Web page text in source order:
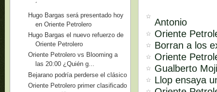
Antonio
Oriente
Borran a los
Oriente
Gualberto
Llop ensaya
´
Hugo Bargas será presentado hoy
en Oriente Petrolero
Hugo Bargas el nuevo refuerzo de
Oriente Petrolero
Oriente Petrolero vs Blooming a
las 20:00 ¿Quién g...
Bejarano podría perderse el clásico
Oriente Petrolero primer clasificado